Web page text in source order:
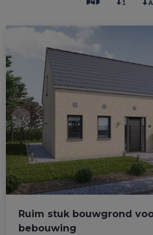
Ruim stuk bouwgrond
bebouwing